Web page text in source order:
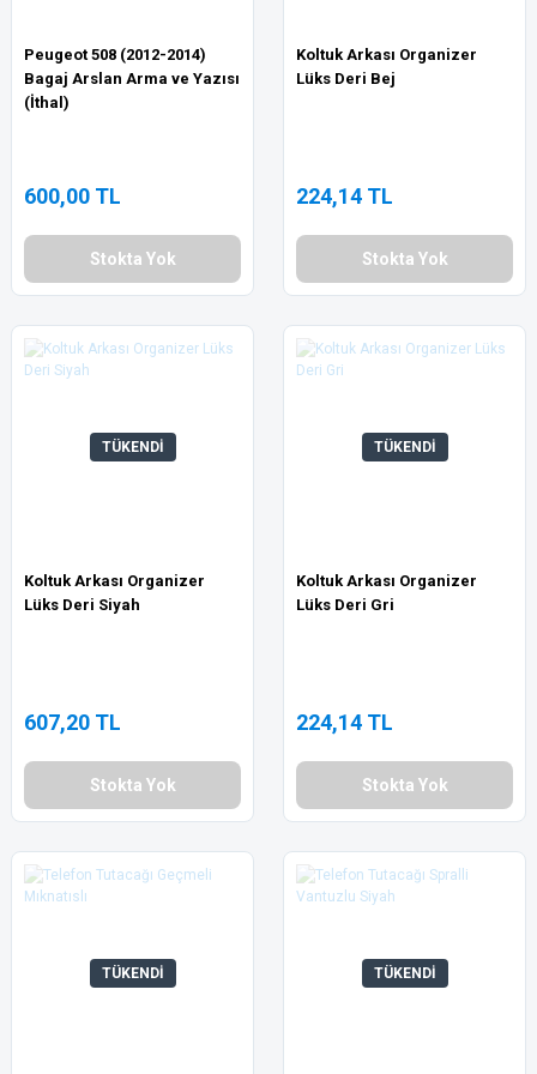
Peugeot 508 (2012-2014)
Bagaj Arslan Arma ve Yazısı
(İthal)
600,00 TL
Stokta Yok
Koltuk Arkası Organizer
Lüks Deri Bej
224,14 TL
Stokta Yok
TÜKENDİ
Koltuk Arkası Organizer
Lüks Deri Siyah
607,20 TL
Stokta Yok
TÜKENDİ
Koltuk Arkası Organizer
Lüks Deri Gri
224,14 TL
Stokta Yok
TÜKENDİ TÜKENDİ